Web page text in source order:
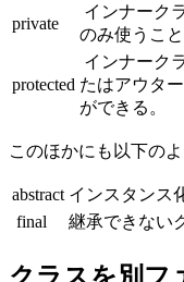
private
インナーク
のみ使うこと
protected
インナーク
たはアウタ
ができる。
このほかにも以下の
abstract インスタンス
final
継承できない
クラスを別フ